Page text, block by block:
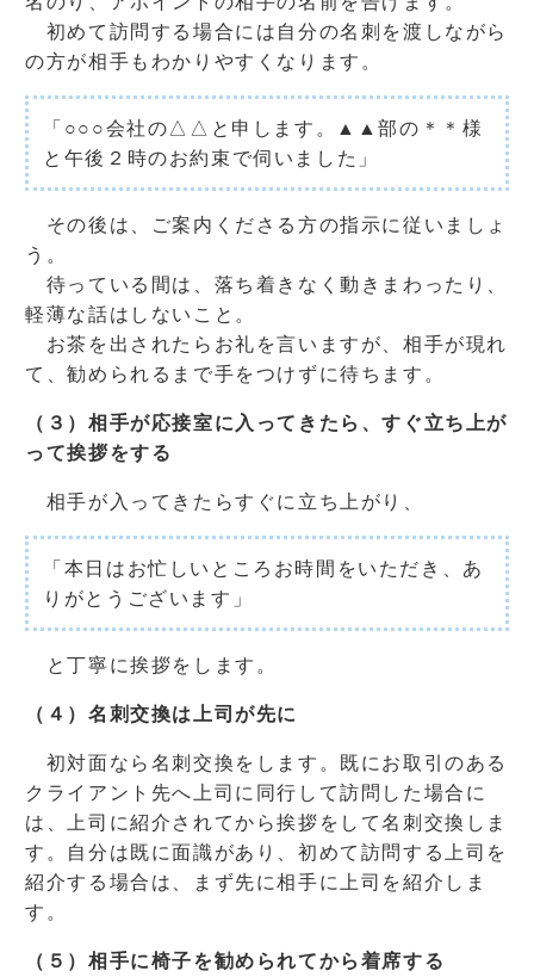
初めて訪問する場合には自分の名刺を渡しながら
の方が相手もわかりやすくなります。
「○○○会社の△△と申します。▲▲部の＊＊様
と午後２時のお約束で伺いました」
その後は、ご案内くださる方の指示に従いましょ
う。
待っている間は、落ち着きなく動きまわったり、
軽薄な話はしないこと。
お茶を出されたらお礼を言いますが、相手が現れ
て、勧められるまで手をつけずに待ちます。
（３）相手が応接室に入ってきたら、すぐ立ち上が
って挨拶をする
相手が入ってきたらすぐに立ち上がり、
「本日はお忙しいところお時間をいただき、あ
りがとうございます」
と丁寧に挨拶をします。
（４）名刺交換は上司が先に
初対面なら名刺交換をします。既にお取引のある
クライアント先へ上司に同行して訪問した場合に
は、上司に紹介されてから挨拶をして名刺交換しま
す。自分は既に面識があり、初めて訪問する上司を
紹介する場合は、まず先に相手に上司を紹介しま
す。
（５）相手に椅子を勧められてから着席する